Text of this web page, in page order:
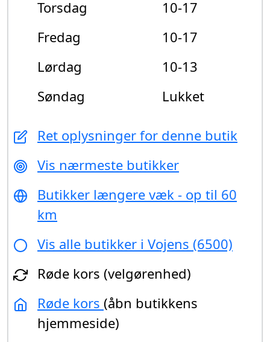
Torsdag
10-17
Fredag
10-17
Lørdag
10-13
Søndag
Lukket
Ret oplysninger for denne butik
Vis nærmeste butikker
Butikker længere væk - op til 60
km
Vis alle butikker i Vojens (6500)
Røde kors (velgørenhed)
Røde kors (åbn butikkens
hjemmeside)